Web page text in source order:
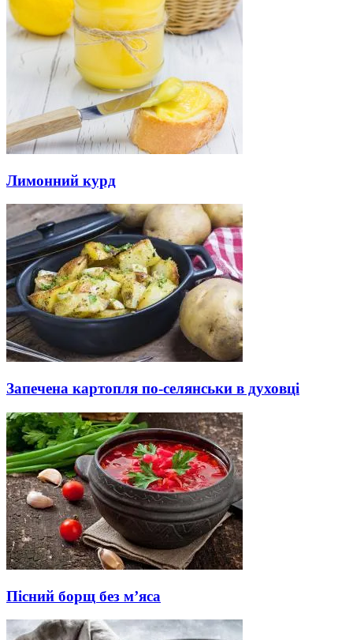
Лимонний курд
Запечена картопля по-селянськи в духовці
Пісний борщ без м’яса